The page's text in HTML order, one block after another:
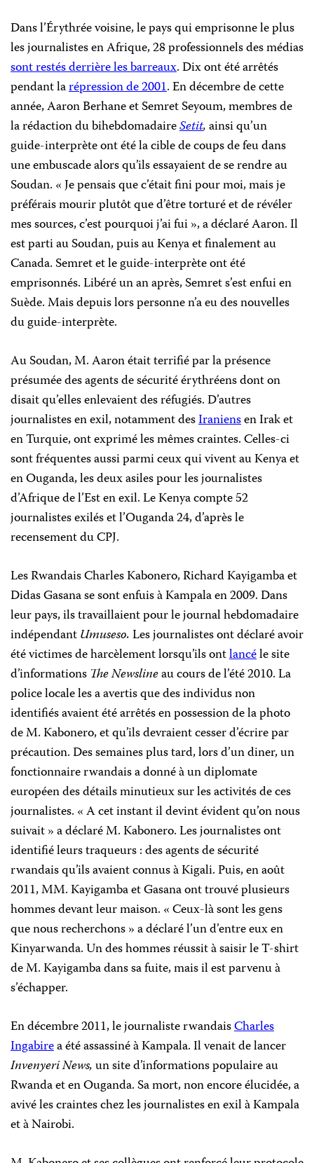
Dans l’Érythrée voisine, le pays qui emprisonne le plus
les journalistes en Afrique, 28 professionnels des médias
sont restés derrière les barreaux. Dix ont été arrêtés
pendant larépression de 2001. En décembre de cette
année, Aaron Berhane et Semret Seyoum, membres de
la rédaction du bihebdomadaireSetit,ainsi qu’un
guide-interprète ont été la cible de coups de feu dans
une embuscade alors qu’ils essayaient de se rendre au
Soudan. « Je pensais que c’était fini pour moi, mais je
préférais mourir plutôt que d’être torturé et de révéler
mes sources, c’est pourquoi j’ai fui », a déclaré Aaron. Il
est parti au Soudan, puis au Kenya et finalement au
Canada. Semret et le guide-interprète ont été
emprisonnés. Libéré un an après, Semret s’est enfui en
Suède. Mais depuis lors personne n’a eu des nouvelles
du guide-interprète.
Au Soudan, M. Aaron était terrifié par la présence
présumée des agents de sécurité érythréens dont on
disait qu’elles enlevaient des réfugiés. D’autres
journalistes en exil, notamment desIraniensen Irak et
en Turquie, ont exprimé les mêmes craintes. Celles-ci
sont fréquentes aussi parmi ceux qui vivent au Kenya et
en Ouganda, les deux asiles pour les journalistes
d’Afrique de l’Est en exil. Le Kenya compte 52
journalistes exilés et l’Ouganda 24, d’après le
recensement du CPJ.
Les Rwandais Charles Kabonero, Richard Kayigamba et
Didas Gasana se sont enfuis à Kampala en 2009. Dans
leur pays, ils travaillaient pour le journal hebdomadaire
indépendantUmuseso.Les journalistes ont déclaré avoir
été victimes de harcèlement lorsqu’ils ontlancéle site
d’informations The Newslineau cours de l’été 2010. La
police locale les a avertis que des individus non
identifiés avaient été arrêtés en possession de la photo
de M. Kabonero, et qu’ils devraient cesser d’écrire par
précaution. Des semaines plus tard, lors d’un diner, un
fonctionnaire rwandais a donné à un diplomate
européen des détails minutieux sur les activités de ces
journalistes. « A cet instant il devint évident qu’on nous
suivait » a déclaré M. Kabonero. Les journalistes ont
identifié leurs traqueurs : des agents de sécurité
rwandais qu’ils avaient connus à Kigali. Puis, en août
2011, MM. Kayigamba et Gasana ont trouvé plusieurs
hommes devant leur maison. « Ceux-là sont les gens
que nous recherchons » a déclaré l’un d’entre eux en
Kinyarwanda. Un des hommes réussit à saisir le T-shirt
de M. Kayigamba dans sa fuite, mais il est parvenu à
s’échapper.
En décembre 2011, le journaliste rwandaisCharles
Ingabirea été assassiné à Kampala. Il venait de lancer
Invenyeri News,un site d’informations populaire au
Rwanda et en Ouganda. Sa mort, non encore élucidée, a
avivé les craintes chez les journalistes en exil à Kampala
et à Nairobi.